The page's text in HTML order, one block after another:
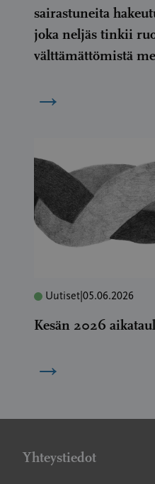
sairastuneita
joka neljäs tinkii
välttämättömistä
→
Uutiset 05.06.2026
Kesän 2026
→
Yhteystiedot